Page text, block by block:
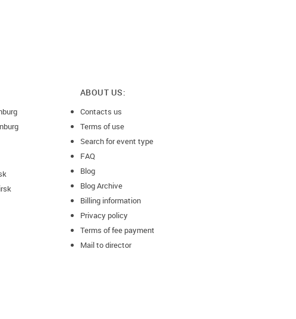
ABOUT US:
Contacts us
Terms of use
Search for event type
FAQ
Blog
Blog Archive
Billing information
Privacy policy
Terms of fee payment
Mail to director